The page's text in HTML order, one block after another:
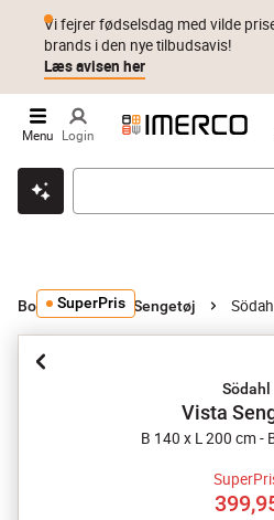
Klik & hent Byt i 1 år Prismatch
Vi fejrer fødselsdag med vilde
brands i den nye tilbudsavis!
Læs avisen her
Menu Login
Boligtekstil Sengetøj
SuperPris
Södahl
Vista
B 140 x L 200 cm -